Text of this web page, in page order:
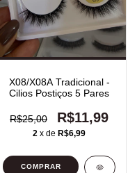
X08/X08A Tradicional -
Cilios Postiços 5 Pares
R$25,00 R$11,99
2 x de R$6,99